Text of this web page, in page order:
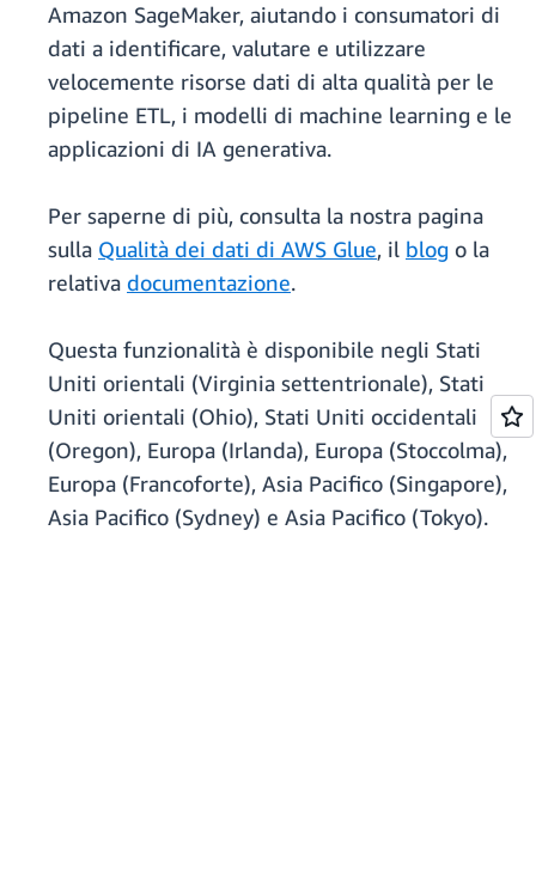
Amazon SageMaker, aiutando i consumatori di
dati a identificare, valutare e utilizzare
velocemente risorse dati di alta qualità per le
pipeline ETL, i modelli di machine learning e le
applicazioni di IA generativa.
Per saperne di più, consulta la nostra pagina
sulla Qualità dei dati di AWS Glue, il blog o la
relativa documentazione.
Questa funzionalità è disponibile negli Stati
Uniti orientali (Virginia settentrionale), Stati
Uniti orientali (Ohio), Stati Uniti occidentali
(Oregon), Europa (Irlanda), Europa (Stoccolma),
Europa (Francoforte), Asia Pacifico (Singapore),
Asia Pacifico (Sydney) e Asia Pacifico (Tokyo).